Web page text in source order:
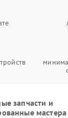
запчасти и
мастера